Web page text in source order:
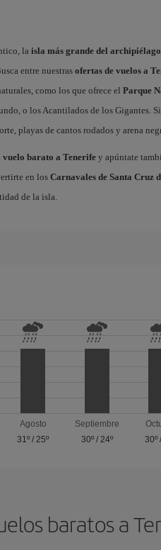
la isla más grande del
entre nuestras ofertas de vuelos a
como los que ofrece el Parque
o los Acantilados de los Gigantes.
playas de cantos rodados y arena
vuelo barato a Tenerifey apúntate
en los Carnavales de Santa Cruz
de la isla.
Agosto
31º /25º
Septiembre
30º/ 24º
30º
baratos a